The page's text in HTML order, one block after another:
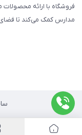
فروشگاه با ارائه محصولات
مدارس کمک می‌کند تا فضای